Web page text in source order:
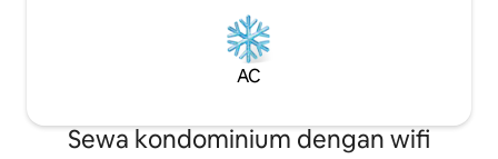
AC
Sewa kondominium dengan wifi